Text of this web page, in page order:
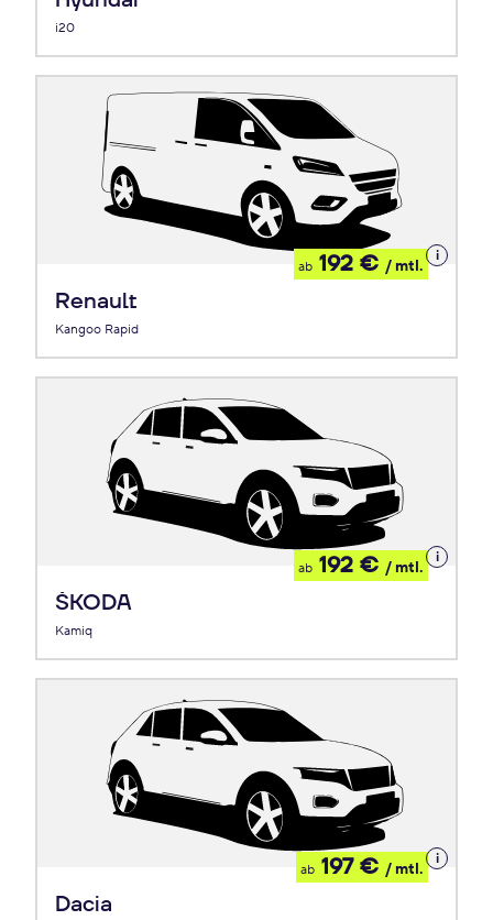
i20
Renault
Kangoo Rapid
ab 192 € / mtl.
Details
zum
ŠKODA
Kamiq
ab 192 € / mtl.
Details
zum
Dacia
ab 197 € / mtl.
Details
zum